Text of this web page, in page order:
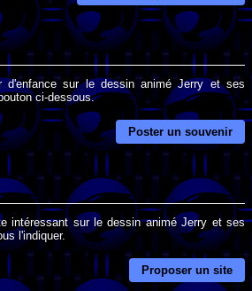
d'enfance sur le dessin animé Jerry et ses
ci-dessous.
Poster un souvenir
intéressant sur le dessin animé Jerry et ses
l'indiquer.
Proposer un site